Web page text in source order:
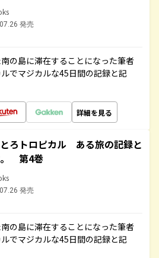
発売
の島に滞在することになった筆者
でマジカルな45日間の記録と記
詳細を見る
ろトロピカル ある旅の記録と
第4巻
発売
の島に滞在することになった筆者
でマジカルな45日間の記録と記